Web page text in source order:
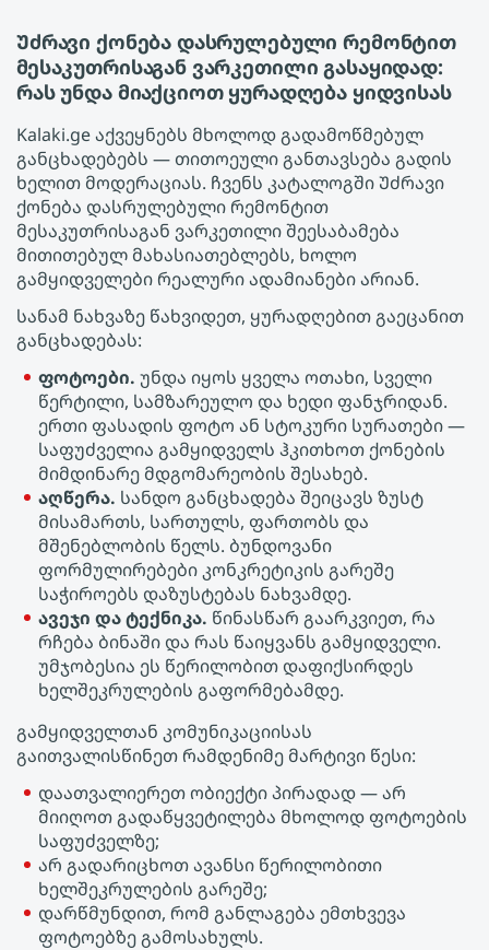
Უძრავი ქონება დასრულებული რემონტით
მესაკუთრისაგან ვარკეთილი გასაყიდად:
რას უნდა მიაქციოთ ყურადღება ყიდვისას
Kalaki.ge აქვეყნებს მხოლოდ გადამოწმებულ
განცხადებებს — თითოეული განთავსება გადის
ხელით მოდერაციას. ჩვენს კატალოგში Უძრავი
ქონება დასრულებული რემონტით
მესაკუთრისაგან ვარკეთილი შეესაბამება
მითითებულ მახასიათებლებს, ხოლო
გამყიდველები რეალური ადამიანები არიან.
სანამ ნახვაზე წახვიდეთ, ყურადღებით გაეცანით
განცხადებას:
ფოტოები. უნდა იყოს ყველა ოთახი, სველი
წერტილი, სამზარეულო და ხედი ფანჯრიდან.
ერთი ფასადის ფოტო ან სტოკური სურათები —
საფუძველია გამყიდველს ჰკითხოთ ქონების
მიმდინარე მდგომარეობის შესახებ.
აღწერა. სანდო განცხადება შეიცავს ზუსტ
მისამართს, სართულს, ფართობს და
მშენებლობის წელს. ბუნდოვანი
ფორმულირებები კონკრეტიკის გარეშე
საჭიროებს დაზუსტებას ნახვამდე.
ავეჯი და ტექნიკა. წინასწარ გაარკვიეთ, რა
რჩება ბინაში და რას წაიყვანს გამყიდველი.
უმჯობესია ეს წერილობით დაფიქსირდეს
ხელშეკრულების გაფორმებამდე.
გამყიდველთან კომუნიკაციისას
გაითვალისწინეთ რამდენიმე მარტივი წესი:
დაათვალიერეთ ობიექტი პირადად — არ
მიიღოთ გადაწყვეტილება მხოლოდ ფოტოების
საფუძველზე;
არ გადარიცხოთ ავანსი წერილობითი
ხელშეკრულების გარეშე;
დარწმუნდით, რომ განლაგება ემთხვევა
ფოტოებზე გამოსახულს.